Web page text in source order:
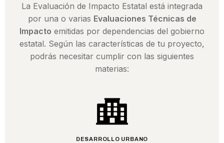
La Evaluación de Impacto Estatal está integrada
por una o varias Evaluaciones Técnicas de
Impacto emitidas por dependencias del gobierno
estatal. Según las características de tu proyecto,
podrás necesitar cumplir con las siguientes
materias:
DESARROLLO URBANO